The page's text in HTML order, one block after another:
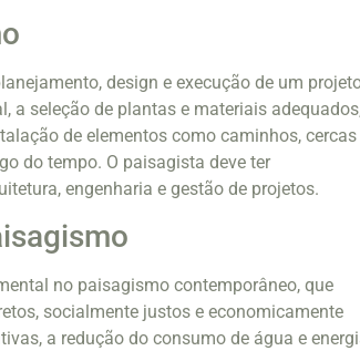
design e execução de um
a seleção de plantas e materiais
de elementos como caminhos, cercas
do tempo. O paisagista deve ter
engenharia e gestão de projetos.
no paisagismo contemporâneo, que
socialmente justos e economicamente
a redução do consumo de água e